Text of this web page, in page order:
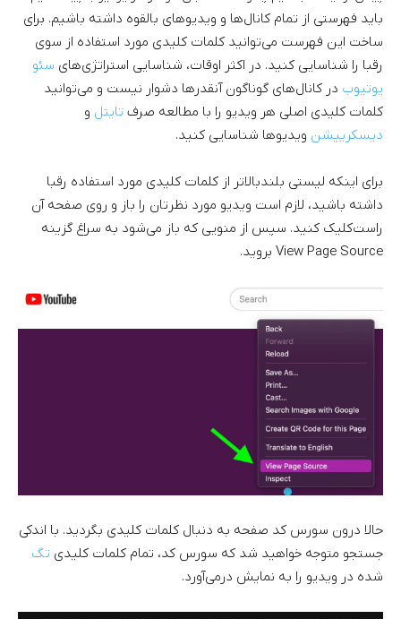
باید فهرستی از تمام کانال‌ها و ویدیوهای بالقوه داشته باشیم. برای
ساخت این فهرست می‌توانید کلمات کلیدی مورد استفاده از سوی
رقبا را شناسایی کنید. در اکثر اوقات، شناسایی استراتژی‌های سئو
یوتیوب در کانال‌های گوناگون آنقدرها دشوار نیست و می‌توانید
کلمات کلیدی اصلی هر ویدیو را با مطالعه صرف تایتل و
دیسکریپشن ویدیوها شناسایی کنید.
برای اینکه لیستی بلندبالاتر از کلمات کلیدی مورد استفاده رقبا
داشته باشید، لازم است ویدیو مورد نظرتان را باز و روی صفحه آن
راست‌کلیک کنید. سپس از منویی که باز می‌شود به سراغ گزینه
View Page Source بروید.
حالا درون سورس کد صفحه به دنبال کلمات کلیدی بگردید. با اندکی
جستجو متوجه خواهید شد که سورس کد، تمام کلمات کلیدی تگ
شده در ویدیو را به نمایش درمی‌آورد.